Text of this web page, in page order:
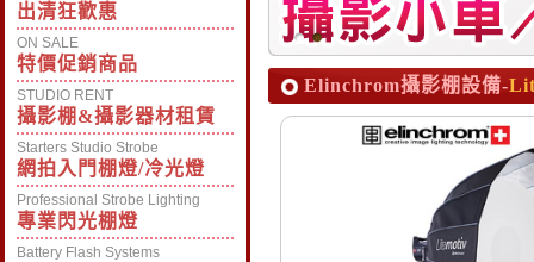
出清狂歡惠
ON SALE
特價促銷商品
STUDIO RENT
攝影棚&攝影器材租賃
Starters Studio Strobe
網拍入門棚燈/冷光燈
Professional Strobe Lighting
專業閃光棚燈
Battery Flash Systems
Elinchrom攝影棚設備-